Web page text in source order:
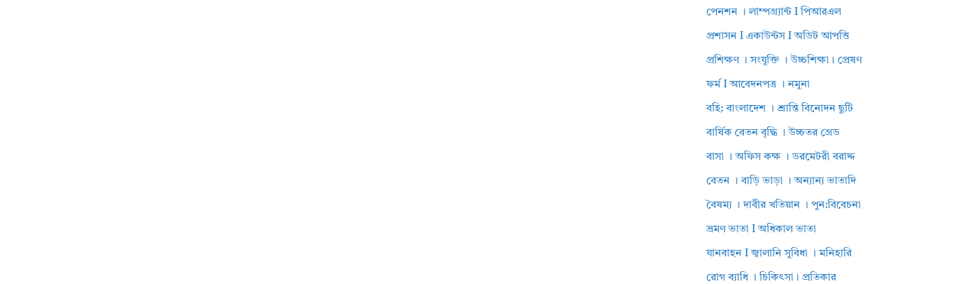
পেনশন । লাম্পগ্র্যান্ট I পিআরএল
প্রশাসন I একাউন্টস I অডিট আপত্তি
প্রশিক্ষণ । সংযুক্তি । উচ্চশিক্ষা। প্রেষণ
ফর্ম I আবেদনপত্র । নমুনা
বহি: বাংলাদেশ । শ্রান্তি বিনোদন ছুটি
বার্ষিক বেতন বৃদ্ধি । উচ্চতর গ্রেড
বাসা । অফিস কক্ষ । ডরমেটরী বরাদ্দ
বেতন । বাড়ি ভাড়া । অন্যান্য ভাতাদি
বৈষম্য । দাবীর খতিয়ান । পুন:বিবেচনা
ভ্রমণ ভাতা I অধিকাল ভাতা
যানবাহন I জ্বালানি সুবিধা । মনিহারি
রোগ ব্যাধি । চিকিৎসা। প্রতিকার